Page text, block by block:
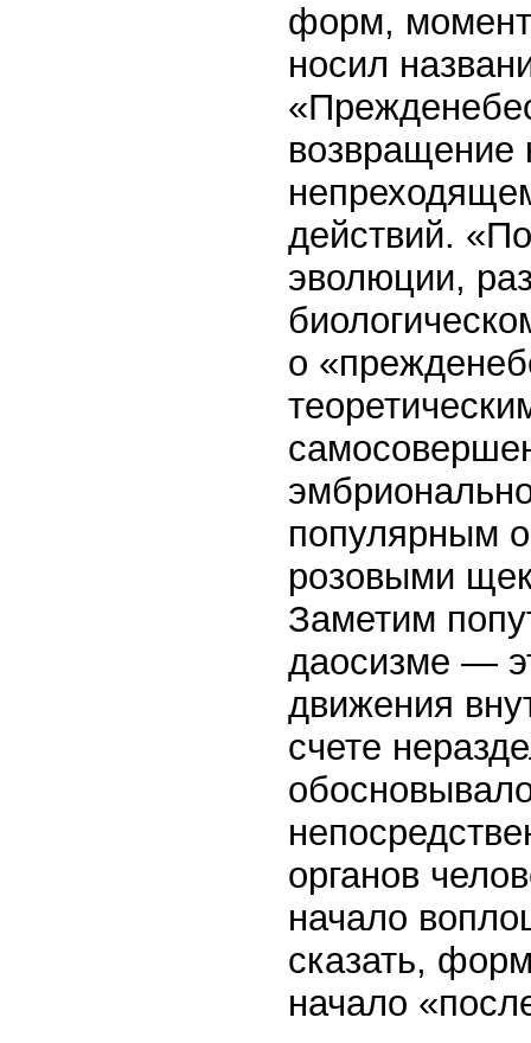
форм,
носил
возвращение
действий.
эволюции,
о
популярным
розовыми
Заметим
даосизме —
движения
счете
органов
начало
сказать,
начало